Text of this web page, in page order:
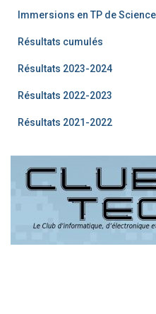
Immersions en TP de
Résultats cumulés
Résultats 2023-2024
Résultats 2022-2023
Résultats 2021-2022